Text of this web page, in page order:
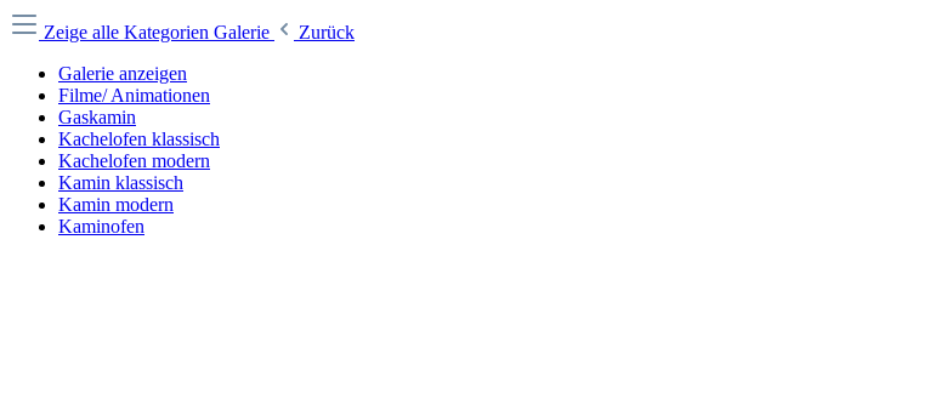
Zeige alle Kategorien Galerie
Zurück
Galerie anzeigen
Filme/ Animationen
Gaskamin
Kachelofen klassisch
Kachelofen modern
Kamin klassisch
Kamin modern
Kaminofen